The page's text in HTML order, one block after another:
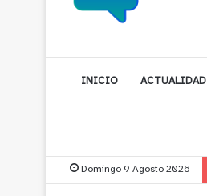
INICIO ACTUALIDAD
Domingo 9 Agosto 2026